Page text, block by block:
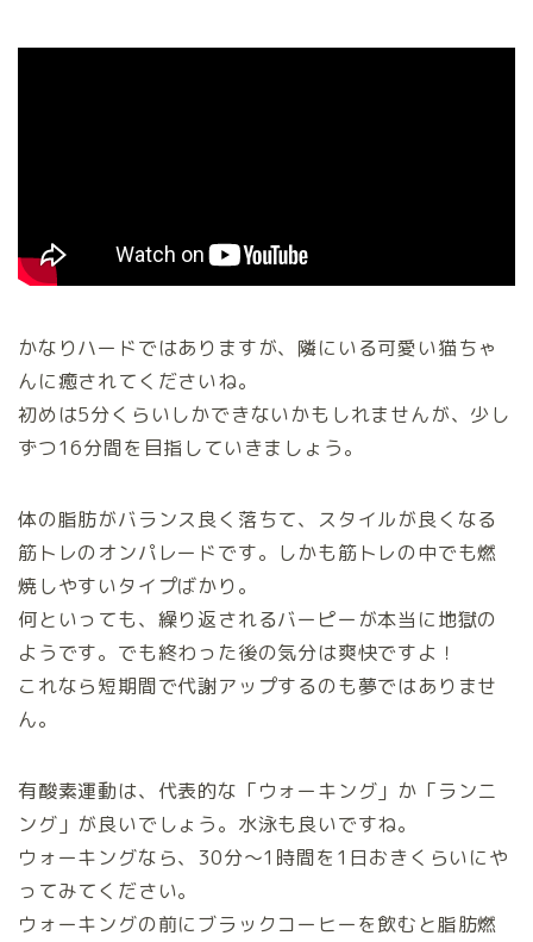
かなりハードではありますが、隣にいる可愛い猫ちゃ
んに癒されてくださいね。
初めは5分くらいしかできないかもしれませんが、少し
ずつ16分間を目指していきましょう。
体の脂肪がバランス良く落ちて、スタイルが良くなる
筋トレのオンパレードです。しかも筋トレの中でも燃
焼しやすいタイプばかり。
何といっても、繰り返されるバーピーが本当に地獄の
ようです。でも終わった後の気分は爽快ですよ！
これなら短期間で代謝アップするのも夢ではありませ
ん。
有酸素運動は、代表的な「ウォーキング」か「ランニ
ング」が良いでしょう。水泳も良いですね。
ウォーキングなら、30分～1時間を1日おきくらいにや
ってみてください。
ウォーキングの前にブラックコーヒーを飲むと脂肪燃